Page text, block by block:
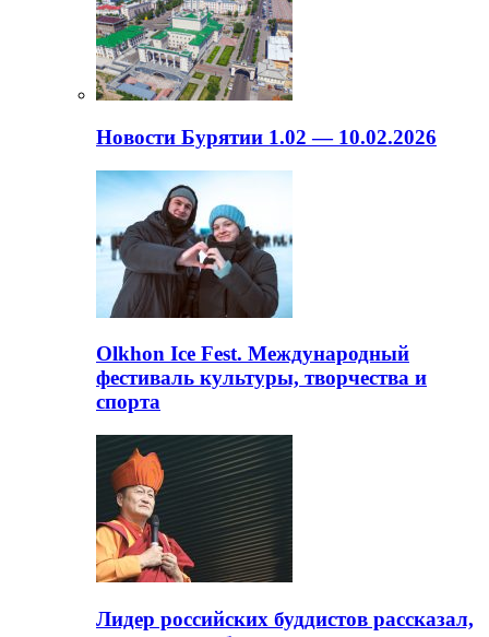
Новости Бурятии 1.02 — 10.02.2026
Olkhon Ice Fest. Международный
фестиваль культуры, творчества и
спорта
Лидер российских буддистов рассказал,